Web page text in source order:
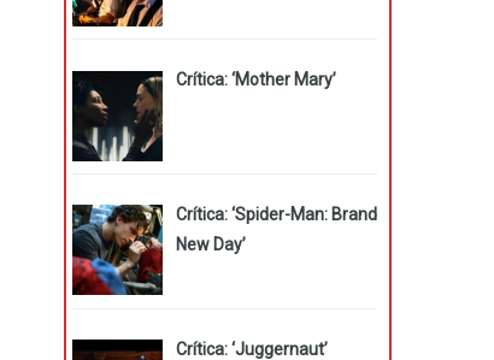
Crítica: ‘Mother Mary’
Crítica: ‘Spider-Man: Brand
New Day’
Crítica: ‘Juggernaut’